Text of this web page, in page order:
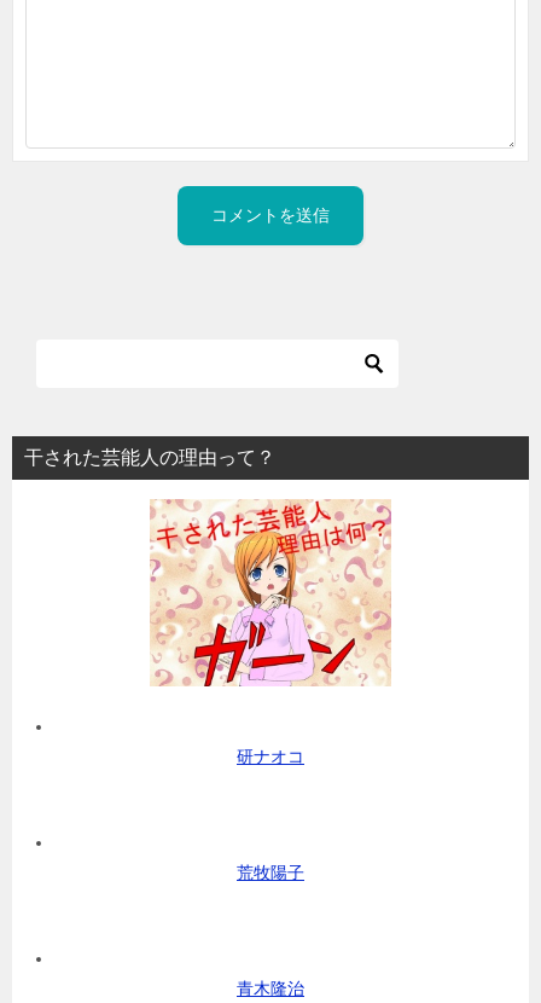
干された芸能人の理由って？
研ナオコ
荒牧陽子
青木隆治